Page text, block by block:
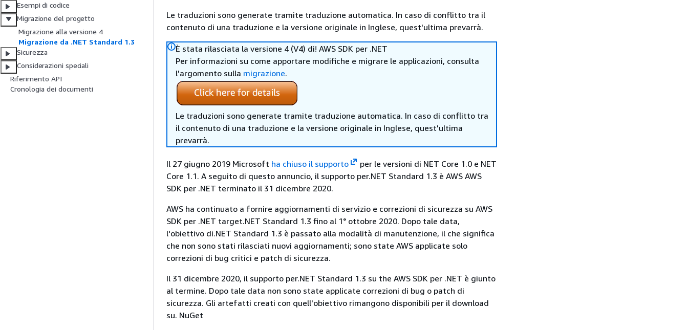
Esempi di codice
Migrazione del progetto
Migrazione alla versione 4
Migrazione da .NET Standard 1.3
Sicurezza
Considerazioni speciali
Riferimento API
Cronologia dei documenti
Le traduzioni sono generate tramite traduzione automatica. In caso di conflitto tra il
contenuto di una traduzione e la versione originale in Inglese, quest'ultima prevarrà.
È stata rilasciata la versione 4 (V4) di! AWS SDK per .NET
Per informazioni su come apportare modifiche e migrare le applicazioni, consulta
l'argomento sulla migrazione.
Le traduzioni sono generate tramite traduzione automatica. In caso di conflitto tra
il contenuto di una traduzione e la versione originale in Inglese, quest'ultima
prevarrà.
Il 27 giugno 2019 Microsoft ha chiuso il supporto
per le versioni di NET Core 1.0 e NET
Core 1.1. A seguito di questo annuncio, il supporto per.NET Standard 1.3 è AWS AWS
SDK per .NET terminato il 31 dicembre 2020.
AWS ha continuato a fornire aggiornamenti di servizio e correzioni di sicurezza su AWS
SDK per .NET target.NET Standard 1.3 fino al 1° ottobre 2020. Dopo tale data,
l'obiettivo di.NET Standard 1.3 è passato alla modalità di manutenzione, il che significa
che non sono stati rilasciati nuovi aggiornamenti; sono state AWS applicate solo
correzioni di bug critici e patch di sicurezza.
Il 31 dicembre 2020, il supporto per.NET Standard 1.3 su the AWS SDK per .NET è giunto
al termine. Dopo tale data non sono state applicate correzioni di bug o patch di
sicurezza. Gli artefatti creati con quell'obiettivo rimangono disponibili per il download
su. NuGet